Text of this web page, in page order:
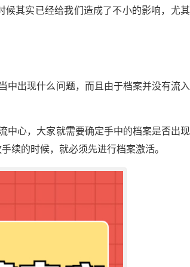
其实已经给我们造成了不小的影响，尤
中出现什么问题，而且由于档案并没有流
中心，大家就需要确定手中的档案是否出
续的时候，就必须先进行档案激活。